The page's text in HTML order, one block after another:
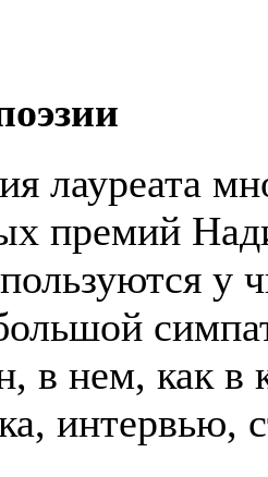
лауреата
премий
у
в нем, как в
интервью,